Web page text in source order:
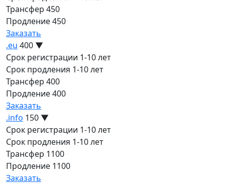
Трансфер 450
Продление450
Заказать
.eu 400 ▼
Срок регистрации 1-10 лет
Срок продления 1-10 лет
Трансфер 400
Продление400
Заказать
.info 150 ▼
Срок регистрации 1-10 лет
Срок продления 1-10 лет
Трансфер 1100
Продление 1100
Заказать